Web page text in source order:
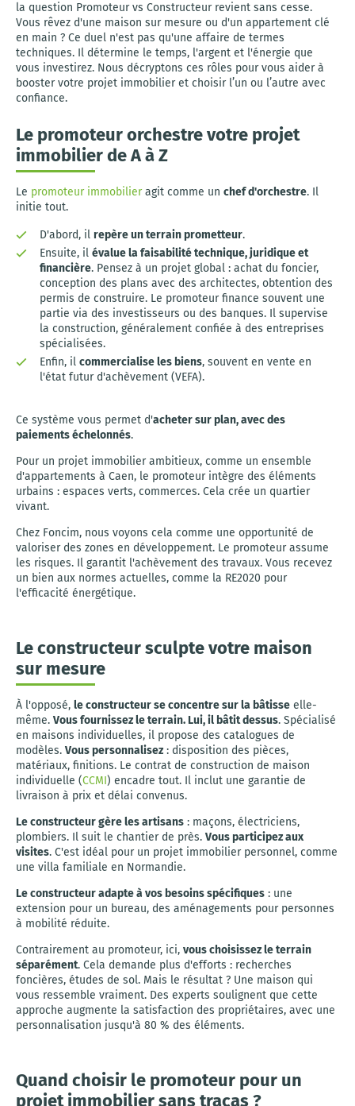
la question Promoteur vs Constructeur revient sans cesse.
Vous rêvez d'une maison sur mesure ou d'un appartement clé
en main ? Ce duel n'est pas qu'une affaire de termes
techniques. Il détermine le temps, l'argent et l'énergie que
vous investirez. Nous décryptons ces rôles pour vous aider à
booster votre projet immobilier et choisir l’un ou l’autre avec
confiance.
Le promoteur orchestre votre projet
immobilier de A à Z
Le promoteur immobilieragit comme un chef d'orchestre. Il
initie tout.
D'abord, il repère un terrain prometteur.
Ensuite, il évalue la faisabilité technique, juridique et
financière. Pensez à un projet global : achat du foncier,
conception des plans avec des architectes, obtention des
permis de construire. Le promoteur finance souvent une
partie via des investisseurs ou des banques. Il supervise
la construction, généralement confiée à des entreprises
spécialisées.
Enfin, il commercialise les biens, souvent en vente en
l'état futur d'achèvement (VEFA).
Ce système vous permet d'acheter sur plan, avec des
paiements échelonnés.
Pour un projet immobilier ambitieux, comme un ensemble
d'appartements à Caen, le promoteur intègre des éléments
urbains : espaces verts, commerces. Cela crée un quartier
vivant.
Chez Foncim, nous voyons cela comme une opportunité de
valoriser des zones en développement. Le promoteur assume
les risques. Il garantit l'achèvement des travaux. Vous recevez
un bien aux normes actuelles, comme la RE2020 pour
l'efficacité énergétique.
Le constructeur sculpte votre maison
sur mesure
À l'opposé, le constructeur se concentre sur la bâtisse elle-
même. Vous fournissez le terrain. Lui, il bâtit dessus. Spécialisé
en maisons individuelles, il propose des catalogues de
modèles. Vous personnalisez : disposition des pièces,
matériaux, finitions. Le contrat de construction de maison
individuelle (CCMI) encadre tout. Il inclut une garantie de
livraison à prix et délai convenus.
Le constructeur gère les artisans : maçons, électriciens,
plombiers. Il suit le chantier de près. Vous participez aux
visites. C'est idéal pour un projet immobilier personnel, comme
une villa familiale en Normandie.
Le constructeur adapte à vos besoins spécifiques : une
extension pour un bureau, des aménagements pour personnes
à mobilité réduite.
Contrairement au promoteur, ici, vous choisissez le terrain
séparément. Cela demande plus d'efforts : recherches
foncières, études de sol. Mais le résultat ? Une maison qui
vous ressemble vraiment. Des experts soulignent que cette
approche augmente la satisfaction des propriétaires, avec une
personnalisation jusqu'à 80 % des éléments.
Quand choisir le promoteur pour un
projet immobilier sans tracas ?